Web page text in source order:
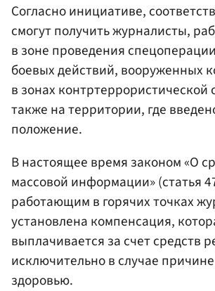
Согласно инициативе,
смогут получить журналисты,
в зоне проведения
боевых действий, вооруженных
в зонах контртеррористической
также на территории, где
положение.
В настоящее время законом «О
массовой информации» (статья
работающим в горячих точках
установлена компенсация,
выплачивается за счет средств
исключительно в случае
здоровью.